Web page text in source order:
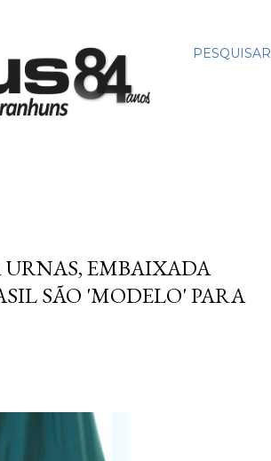
PESQUISAR
EMBAIXADA
SÃO 'MODELO' PARA